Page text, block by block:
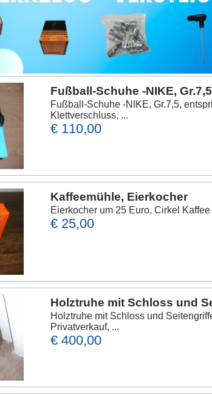
Fußball-Schuhe -NIKE,
Fußball-Schuhe -NIKE, Gr.7,5,
Klettverschluss, ...
€ 110,00
Kaffeemühle, Eierkocher
Eierkocher um 25 Euro, Cirkel
€ 25,00
Holztruhe mit Schloss und
Holztruhe mit Schloss und
Privatverkauf, ...
€ 400,00